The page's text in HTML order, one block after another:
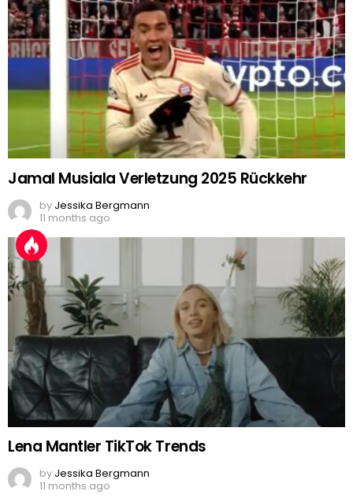
Jamal Musiala Verletzung 2025 Rückkehr
by Jessika Bergmann
11 months ago
Lena Mantler TikTok Trends
by Jessika Bergmann
11 months ago